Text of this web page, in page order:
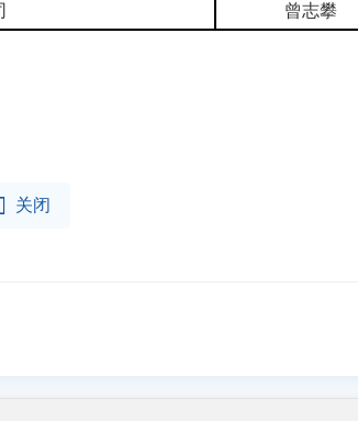
曾志攀
关闭